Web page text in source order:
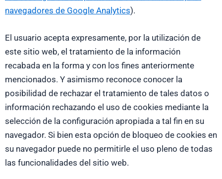
navegadores de Google Analytics).
El usuario acepta expresamente, por la utilización de
este sitio web, el tratamiento de la información
recabada en la forma y con los fines anteriormente
mencionados. Y asimismo reconoce conocer la
posibilidad de rechazar el tratamiento de tales datos o
información rechazando el uso de cookies mediante la
selección de la configuración apropiada a tal fin en su
navegador. Si bien esta opción de bloqueo de cookies en
su navegador puede no permitirle el uso pleno de todas
las funcionalidades del sitio web.